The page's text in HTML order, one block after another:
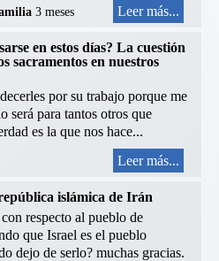
3 meses Leer más...
en estos días? La cuestión
sacramentos en nuestros
por su trabajo porque me
será para tantos otros que
es la que nos hace...
Leer más...
islámica de Irán
respecto al pueblo de
que Israel es el pueblo
dejo de serlo? muchas gracias.